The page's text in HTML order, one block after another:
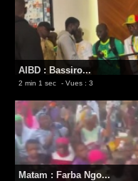
AIBD : Bassiro...
2 min 1 sec - Vues : 3
Matam : Farba Ngo...